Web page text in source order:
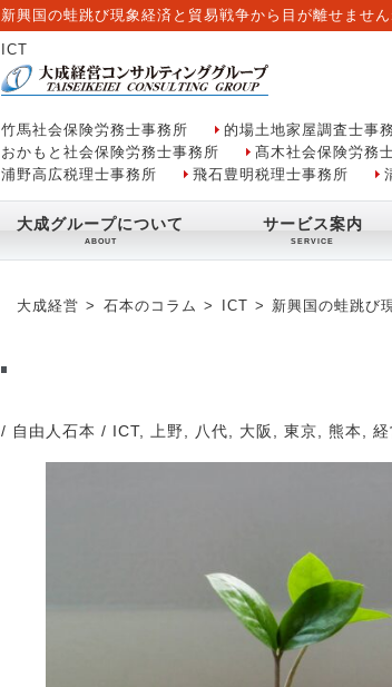
新興国の蛙跳び現象経済と貿易戦争から目が離せません
ICT
竹馬社会保険労務士事務所 的場土地家屋調査士事
おかもと社会保険労務士事務所
髙木社会保険労務
浦野高広税理士事務所
飛石豊明税理士事務所
大成グループについて サービス案内
大成経営 石本のコラム ICT 新興国の蛙跳び
/ 自由人石本 / ICT, 上野 八代 大阪 東京 熊本